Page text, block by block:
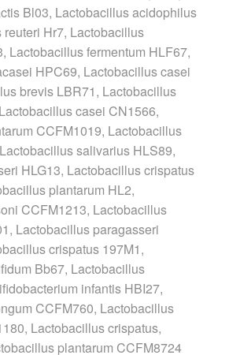
Bl03, Lactobacillus acidophilus
Hr7, Lactobacillus
Lactobacillus fermentum HLF67,
HPC69, Lactobacillus casei
brevis LBR71, Lactobacillus
casei CN1566,
CCFM1019, Lactobacillus
salivarius HLS89,
HLG13, Lactobacillus crispatus
plantarum HL2,
CCFM1213, Lactobacillus
Lactobacillus paragasseri
crispatus 197M1,
Bb67, Lactobacillus
infantis HBI27,
CCFM760, Lactobacillus
Lactobacillus crispatus,
plantarum CCFM8724